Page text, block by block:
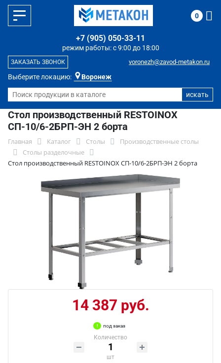
Выберите локацию: Воронеж
режим работы: с 9:00 до 18:00
+7 (905) 050-33-11
voronezh@zavod-metakon.ru
ЗАКАЗАТЬ ЗВОНОК
0
Стол производственный RESTOINOX
СП-10/6-2БРП-ЭН 2 борта
Главная Каталог Столы
Производственные столы
Столы разделочные
Стол производственный RESTOINOX СП-10/6-2БРП-ЭН 2 борта
14 387 руб.
под заказ
Количество
шт